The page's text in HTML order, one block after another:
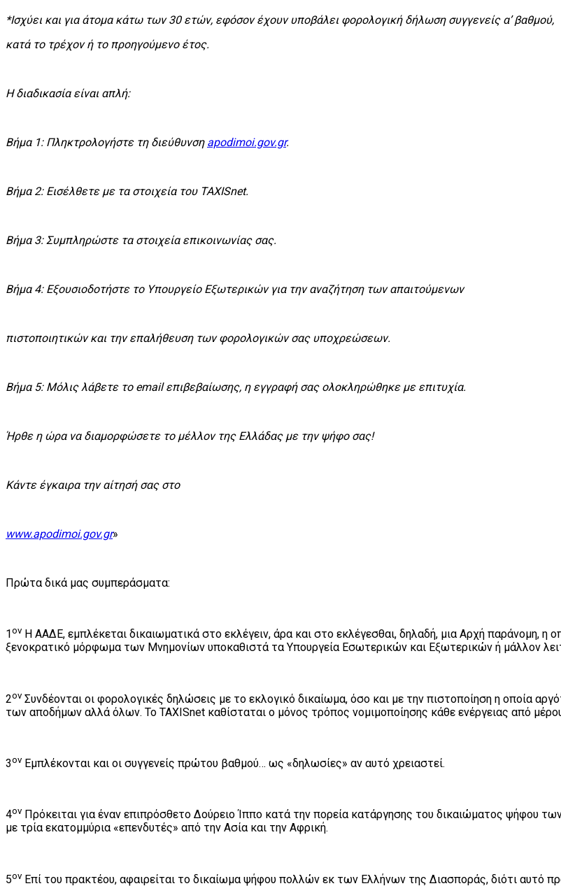
*Ισχύει και για άτομα κάτω των 30 ετών, εφόσον έχουν υποβάλει φορολογική δήλωση συγγενείς α’ βαθμού,
κατά το τρέχον ή το προηγούμενο έτος.
H διαδικασία είναι απλή:
Βήμα 1: Πληκτρολογήστε τη διεύθυνση apodimoi.gov.gr.
Βήμα 2: Εισέλθετε με τα στοιχεία του TAXISnet.
Βήμα 3: Συμπληρώστε τα στοιχεία επικοινωνίας σας.
Βήμα 4: Εξουσιοδοτήστε το Υπουργείο Εξωτερικών για την αναζήτηση των απαιτούμενων
πιστοποιητικών και την επαλήθευση των φορολογικών σας υποχρεώσεων.
Βήμα 5: Μόλις λάβετε το email επιβεβαίωσης, η εγγραφή σας ολοκληρώθηκε με επιτυχία.
Ήρθε η ώρα να διαμορφώσετε το μέλλον της Ελλάδας με την ψήφο σας!
Κάντε έγκαιρα την αίτησή σας στο
www.apodimoi.gov.gr»
Πρώτα δικά μας συμπεράσματα:
1 ον Η ΑΑΔΕ, εμπλέκεται δικαιωματικά στο εκλέγειν, άρα και στο εκλέγεσθαι, δηλαδή, μια Αρχή παράνομη, η
ξενοκρατικό μόρφωμα των Μνημονίων υποκαθιστά τα Υπουργεία Εσωτερικών και Εξωτερικών ή μάλλον
2ον Συνδέονται οι φορολογικές δηλώσεις με το εκλογικό δικαίωμα, όσο και με την πιστοποίηση η οποία
των αποδήμων αλλά όλων. Το TAXISnet καθίσταται ο μόνος τρόπος νομιμοποίησης κάθε ενέργειας από
3ον Εμπλέκονται και οι συγγενείς πρώτου βαθμού… ως «δηλωσίες» αν αυτό χρειαστεί.
4ον Πρόκειται για έναν επιπρόσθετο Δούρειο Ίππο κατά την πορεία κατάργησης του δικαιώματος
με τρία εκατομμύρια «επενδυτές» από την Ασία και την Αφρική.
5ον Επί του πρακτέου, αφαιρείται το δικαίωμα ψήφου πολλών εκ των Ελλήνων της Διασποράς, διότι αυτό